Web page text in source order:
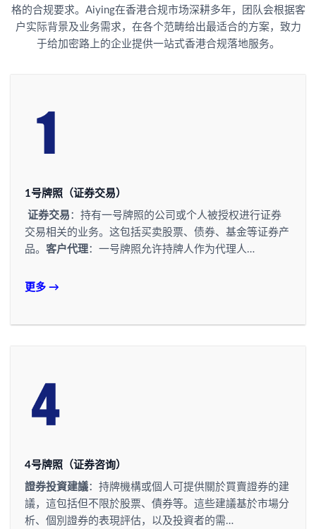
格的合规要求。Aiying在香港合规市场深耕多年，团队会根据客
户实际背景及业务需求，在各个范畴给出最适合的方案，致力
于给加密路上的企业提供一站式香港合规落地服务。
1号牌照（证券交易）
证券交易 ：持有一号牌照的公司或个人被授权进行证券
交易相关的业务。这包括买卖股票、债券、基金等证券产
品。 客户代理：一号牌照允许持牌人作为代理人…
更多 →
4号牌照（证券咨询）
證券投資建議：持牌機構或個人可提供關於買賣證券的建
議，這包括但不限於股票、債券等。這些建議基於市場分
析、個別證券的表現評估，以及投資者的需…